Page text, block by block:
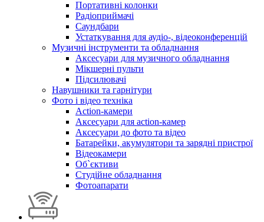
Портативні колонки
Радіоприймачі
Саундбари
Устаткування для аудіо-, відеоконференцій
Музичні інструменти та обладнання
Аксесуари для музичного обладнання
Мікшерні пульти
Підсилювачі
Навушники та гарнітури
Фото і відео техніка
Action-камери
Аксесуари для action-камер
Аксесуари до фото та відео
Батарейки, акумулятори та зарядні пристрої
Відеокамери
Об`єктиви
Студійне обладнання
Фотоапарати